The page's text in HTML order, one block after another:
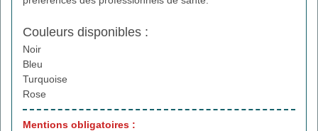
Couleurs disponibles :
Noir
Bleu
Turquoise
Rose
Mentions obligatoires :